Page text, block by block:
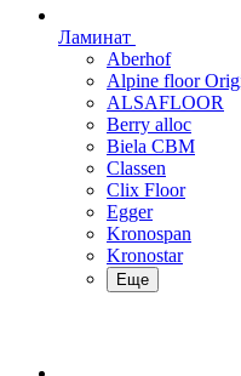
Ламинат
Aberhof
Alpine floor
ALSAFLOOR
Berry alloc
Biela CBM
Classen
Clix Floor
Egger
Kronospan
Kronostar
Еще